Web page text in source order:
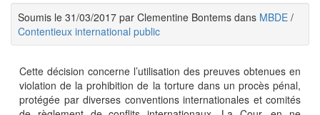
Soumis le 31/03/2017 par Clementine Bontems dans MBDE /
Contentieux international public
Cette décision concerne l’utilisation des preuves obtenues en
violation de la prohibition de la torture dans un procès pénal,
protégée par diverses conventions internationales et comités